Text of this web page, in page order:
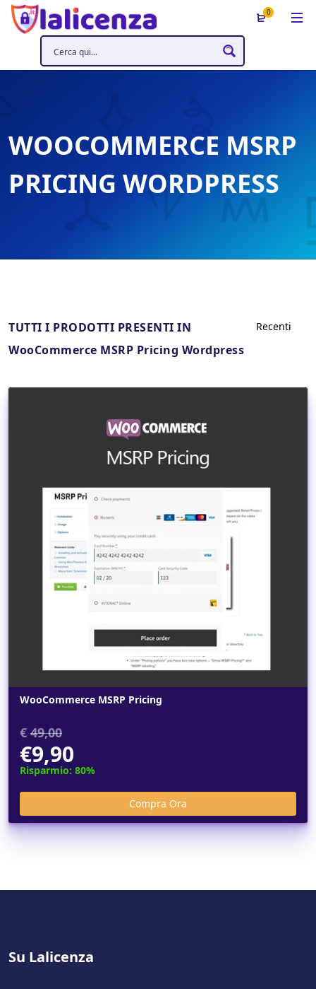
0
WOOCOMMERCE MSRP
PRICING WORDPRESS
TUTTI I PRODOTTI PRESENTI IN
WooCommerce MSRP Pricing Wordpress
Dettagli
WooCommerce MSRP Pricing
€ 49,00
€9,90
Risparmio: 80%
Su Lalicenza